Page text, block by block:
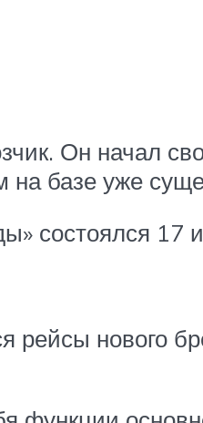
Он начал
базе уже
состоялся
рейсы нового